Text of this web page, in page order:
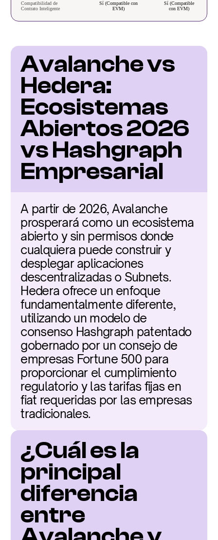
Compatibilidad de
Contrato Inteligente
Sí (Compatible con
EVM)
Sí (Compatible
con EVM)
Avalanche vs
Hedera:
Ecosistemas
Abiertos 2026
vs Hashgraph
Empresarial
A partir de 2026, Avalanche
prosperará como un ecosistema
abierto y sin permisos donde
cualquiera puede construir y
desplegar aplicaciones
descentralizadas o Subnets.
Hedera ofrece un enfoque
fundamentalmente diferente,
utilizando un modelo de
consenso Hashgraph patentado
gobernado por un consejo de
empresas Fortune 500 para
proporcionar el cumplimiento
regulatorio y las tarifas fijas en
fiat requeridas por las empresas
tradicionales.
¿Cuál es la
principal
diferencia
entre